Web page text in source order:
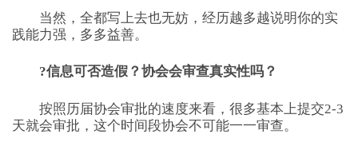
当然，全都写上去也无妨，经历越多越说明你的实
践能力强，多多益善。
?信息可否造假？协会会审查真实性吗？
按照历届协会审批的速度来看，很多基本上提交2-3
天就会审批，这个时间段协会不可能一一审查。